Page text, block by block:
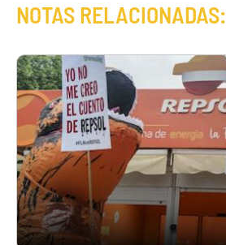
NOTAS RELACIONADAS: